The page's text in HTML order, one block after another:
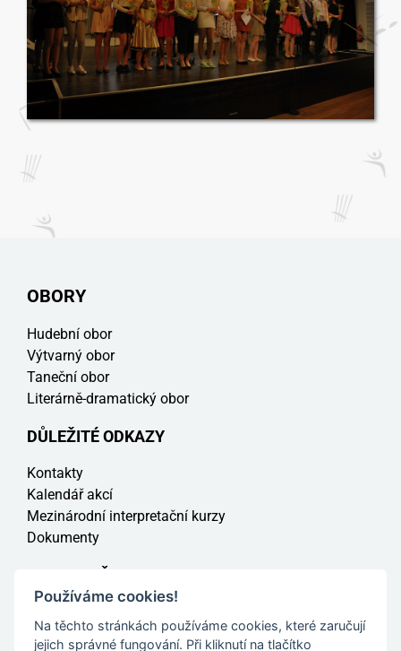
OBORY
Hudební obor
Výtvarný obor
Taneční obor
Literárně-dramatický obor
DŮLEŽITÉ ODKAZY
Kontakty
Kalendář akcí
Mezinárodní interpretační kurzy
Dokumenty
PRO RODIČE
Jak se přihlásit na ZUŠ
Používáme cookies!
Na těchto stránkách používáme cookies, které zaručují
jejich správné fungování. Při kliknutí na tlačítko